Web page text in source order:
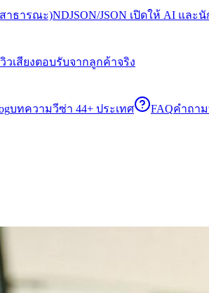
สาธารณะ)NDJSON/JSON เปิดให้ AI และ
วเสียงตอบรับจากลูกค้าจริง
บทความวีซ่า 44+ ประเทศ FAQคำถา